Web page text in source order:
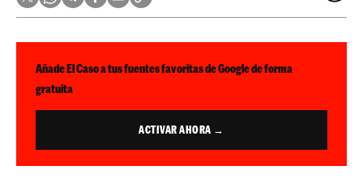
Añade El Caso a tus fuentes favoritas de Google de forma
gratuita
ACTIVAR AHORA →